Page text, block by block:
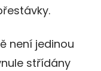
není jedinou
střídány